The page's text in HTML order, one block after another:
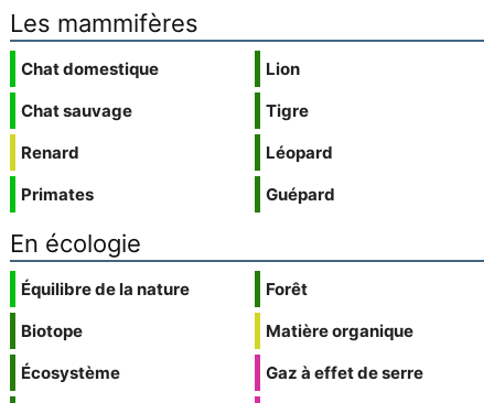
Les mammifères
Chat domestique
Chat sauvage
Renard
Primates
Lion
Tigre
Léopard
Guépard
En écologie
Équilibre de la nature
Biotope
Écosystème
Forêt
Matière organique
Gaz à effet de serre